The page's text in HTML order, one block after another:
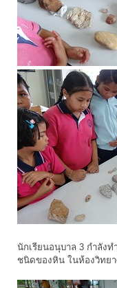
นักเรียนอนุบาล 3 กำลัง
ชนิดของหิน ในห้องวิทย